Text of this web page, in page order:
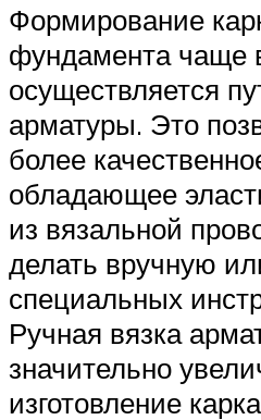
Формирование
фундамента чаще
осуществляется
арматуры. Это
более
обладающее
из вязальной
делать вручную
специальных
Ручная вязка
значительно
изготовление